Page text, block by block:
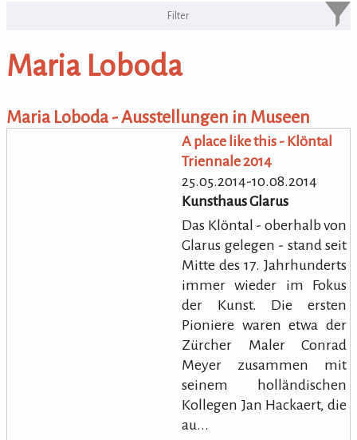
KULTURpur Bildende Künstler von
Maria Loboda
Maria Loboda - Ausstellungen in Museen
A place like this - Klöntal
Triennale 2014
25.05.2014-10.08.2014
Kunsthaus Glarus
Das Klöntal - oberhalb von
Glarus gelegen - stand seit
Mitte des 17. Jahrhunderts
immer wieder im Fokus
der Kunst. Die ersten
Pioniere waren etwa der
Zürcher Maler Conrad
Meyer zusammen mit
seinem holländischen
Kollegen Jan Hackaert, die
au...